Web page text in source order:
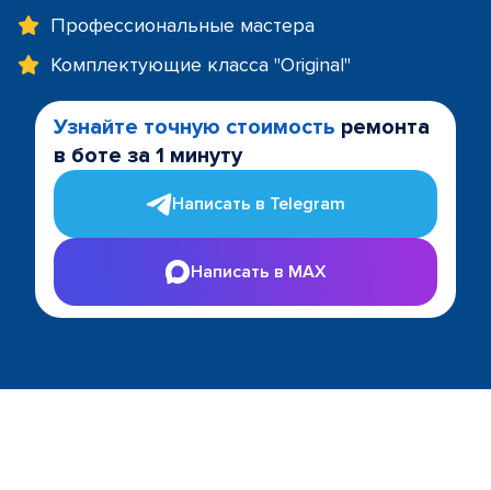
Профессиональные мастера
Комплектующие класса "Original"
Узнайте точную стоимость ремонта
в боте за 1 минуту
Написать в Telegram
Написать в MAX